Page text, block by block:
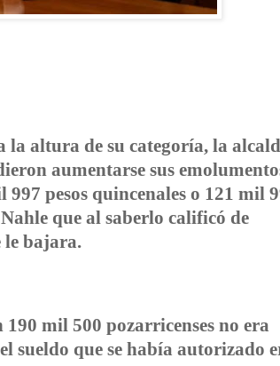
la altura de su categoría, la
aumentarse sus
pesos quincenales o 121 mil
que al saberlo calificó de
le bajara.
mil 500 pozarricenses no era
sueldo que se había autorizado